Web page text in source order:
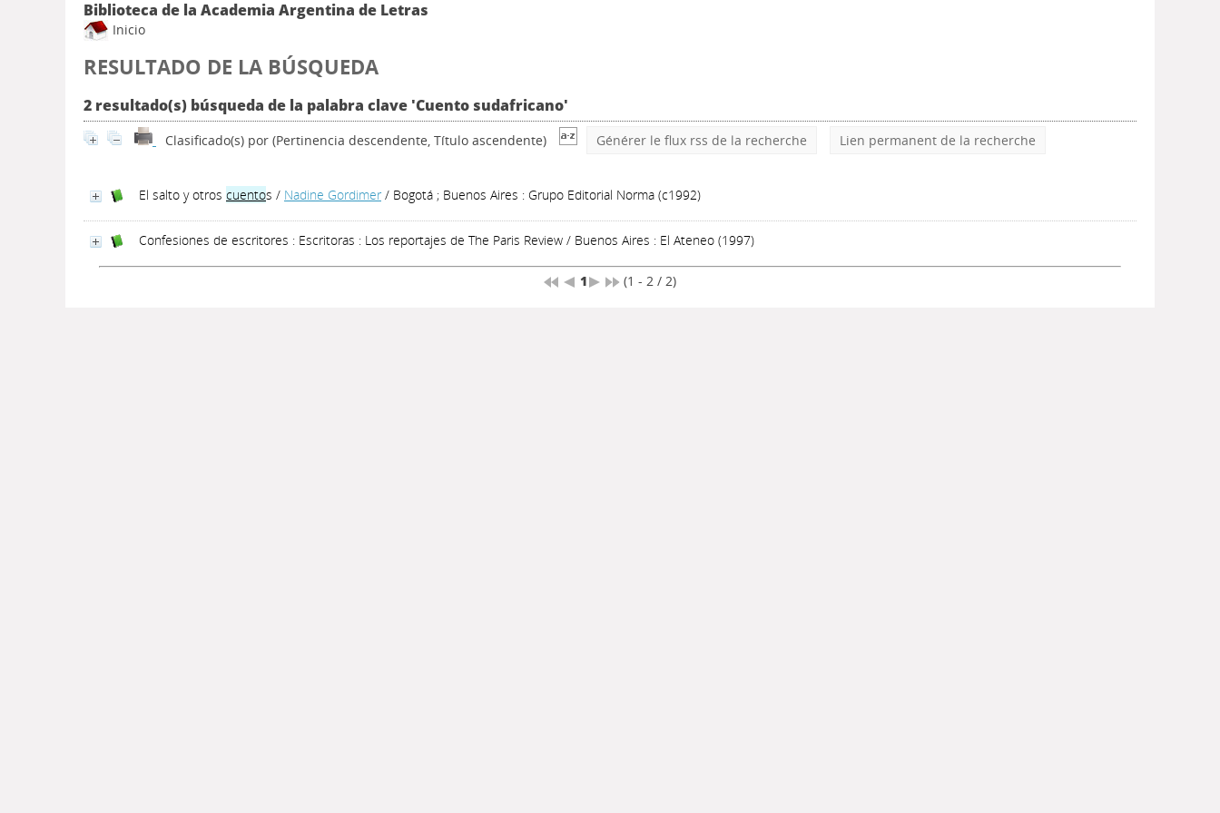
Biblioteca de la Academia Argentina de Letras
Inicio
RESULTADO DE LA BÚSQUEDA
2 resultado(s) búsqueda de la palabra clave 'Cuento sudafricano'
Clasificado(s) por (Pertinencia descendente, Título ascendente) Générer le flux rss de la recherche Lien permanent de la recherche
El salto y otros cuentos / Nadine Gordimer / Bogotá ; Buenos Aires : Grupo Editorial Norma (c1992)
Confesiones de escritores : Escritoras : Los reportajes de The Paris Review / Buenos Aires : El Ateneo (1997)
1 (1 - 2 / 2)